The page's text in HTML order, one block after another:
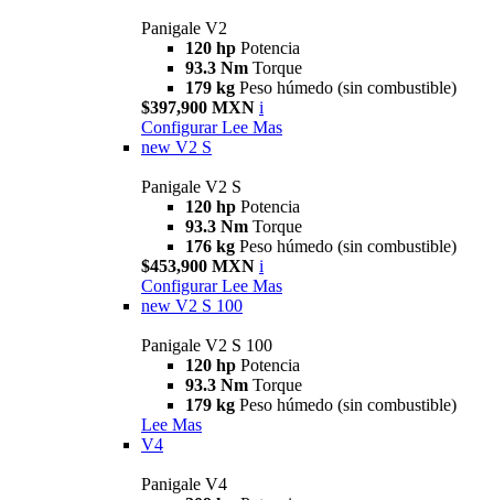
Panigale V2
120 hp Potencia
93.3 Nm Torque
179 kg Peso húmedo (sin combustible)
$397,900 MXN i
Configurar Lee Mas
new V2 S
Panigale V2 S
120 hp Potencia
93.3 Nm Torque
176 kg Peso húmedo (sin combustible)
$453,900 MXN i
Configurar Lee Mas
new V2 S 100
Panigale V2 S 100
120 hp Potencia
93.3 Nm Torque
179 kg Peso húmedo (sin combustible)
Lee Mas
V4
Panigale V4